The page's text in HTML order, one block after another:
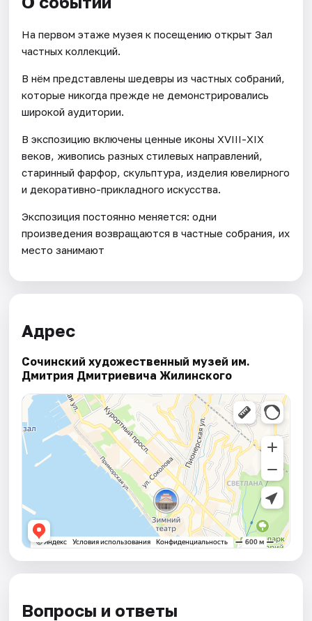
На первом этаже музея к посещению открыт Зал
частных коллекций.
В нём представлены шедевры из частных собраний,
которые никогда прежде не демонстрировались
широкой аудитории.
В экспозицию включены ценные иконы ХVIII-XIX
веков, живопись разных стилевых направлений,
старинный фарфор, скульптура, изделия ювелирного
и декоративно-прикладного искусства.
Экспозиция постоянно меняется: одни
произведения возвращаются в частные собрания, их
место занимают
Адрес
Сочинский художественный музей им.
Дмитрия Дмитриевича Жилинского
Вопросы и ответы